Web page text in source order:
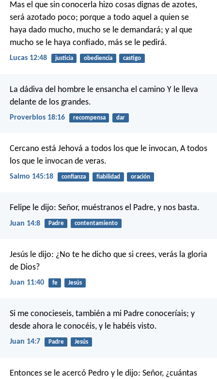
Mas el que sin conocerla hizo cosas dignas de azotes,
será azotado poco; porque a todo aquel a quien se
haya dado mucho, mucho se le demandará; y al que
mucho se le haya confiado, más se le pedirá.
Lucas 12:48 justicia obediencia castigo
La dádiva del hombre le ensancha el camino Y le lleva
delante de los grandes.
Proverbios 18:16 recompensa dar
Cercano está Jehová a todos los que le invocan, A todos
los que le invocan de veras.
Salmo 145:18 confianza fiabilidad oración
Felipe le dijo: Señor, muéstranos el Padre, y nos basta.
Juan 14:8 Padre contentamiento
Jesús le dijo: ¿No te he dicho que si crees, verás la gloria
de Dios?
Juan 11:40 fe Jesús
Si me conocieseis, también a mi Padre conoceríais; y
desde ahora le conocéis, y le habéis visto.
Juan 14:7 Padre Jesús
Entonces se le acercó Pedro y le dijo: Señor, ¿cuántas